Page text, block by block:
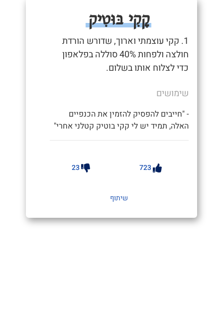
קָקִי בּוּטִיק
1. קקי עוצמתי וארוך, שדורש הורדת
חולצה ולפחות 40% סוללה בפלאפון
כדי לצלוח אותו בשלום.
שימושים
- "חייבים להפסיק להזמין את הכנפיים
האלה, תמיד יש לי קקי בוטיק קטלני אחרי"
723
23
שיתוף